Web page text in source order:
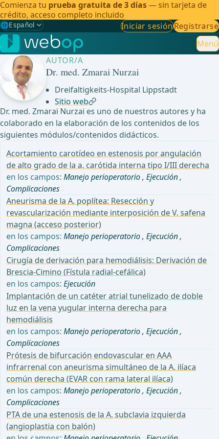
Comienza tu prueba gratuita de 3 días— sin tarjeta de
crédito, acceso completo incluido
🌐Español
Gewählte Sprache: Español
🇩🇪 Alemán
🇬🇧Inglés
🇪🇸Español ✓
Brasileño
Iniciar sesiónRegistrarse
Menú
AUTOR/A
Dr. med. Zmarai Nurzai
Dreifaltigkeits-Hospital Lippstadt
Sitio web
Dr. med. Zmarai Nurzai es uno de nuestros autores y ha
colaborado en la elaboración de los contenidos de los
siguientes módulos/contenidos didácticos.
Acortamiento carotídeo en estenosis por angulación
de alto grado de la a. carótida interna tipo I/III derecha
en los campos:Manejo perioperatorio,Ejecución,
Complicaciones
Aneurisma de la A. poplítea: Resección y
revascularización mediante interposición de V. safena
magna (acceso posterior)
en los campos:Manejo perioperatorio,Ejecución,
Complicaciones
Cirugía de derivación para hemodiálisis: Derivación de
Brescia-Cimino (Fístula radial-cefálica)
en los campos:Ejecución
Implantación de un catéter atrial tunelizado de doble
luz en la vena yugular interna derecha para
hemodiálisis
en los campos:Manejo perioperatorio,Ejecución,
Complicaciones
Prótesis de bifurcación endovascular en AAA
infrarrenal con aneurisma simultáneo de la A. ilíaca
común derecha (EVAR con rama lateral ilíaca)
en los campos:Manejo perioperatorio,Ejecución,
Complicaciones
PTA de una estenosis de la A. subclavia izquierda
(angioplastia con balón)